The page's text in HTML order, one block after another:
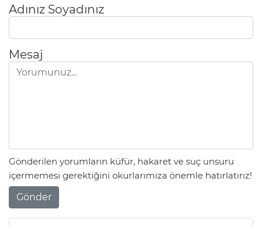
Adınız Soyadınız
Mesaj
Gönderilen yorumların küfür, hakaret ve suç unsuru
içermemesi gerektiğini okurlarımıza önemle hatırlatırız!
Gönder